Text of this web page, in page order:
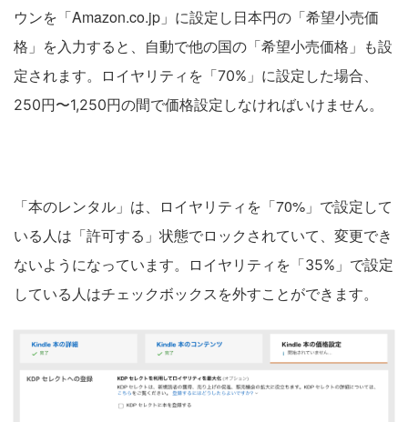
ウンを「Amazon.co.jp」に設定し日本円の「希望小売価
格」を入力すると、自動で他の国の「希望小売価格」も設
定されます。
ロイヤリティを「70%」に設定した場合、
250円〜1,250円の間で価格設定しなければいけません。
「本のレンタル」は、ロイヤリティを「70%」で設定して
いる人は「許可する」状態でロックされていて、変更でき
ないようになっています。
ロイヤリティを「35%」で設定
している人はチェックボックスを外すことができます。